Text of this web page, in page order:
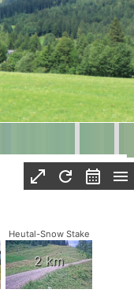
Heutal-Snow Stake
2 km